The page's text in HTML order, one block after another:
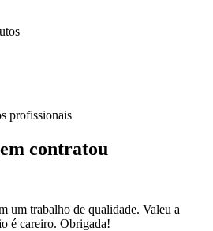
profissionais
contratou
um trabalho de qualidade. Valeu a
é careiro. Obrigada!